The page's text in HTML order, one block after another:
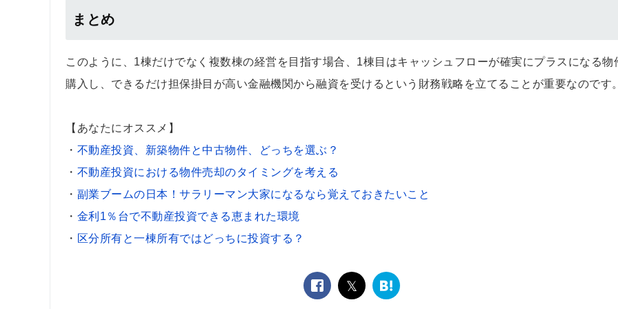
まとめ
このように、1棟だけでなく複数棟の経営を目指す場合、1棟目はキャッシュフローが確実にプラスになる物
購入し、できるだけ担保掛目が高い金融機関から融資を受けるという財務戦略を立てることが重要なのです
【あなたにオススメ】
・ 不動産投資、新築物件と中古物件、どっちを選ぶ？
・ 不動産投資における物件売却のタイミングを考える
・ 副業ブームの日本！サラリーマン大家になるなら覚えておきたいこと
・ 金利1％台で不動産投資できる恵まれた環境
・ 区分所有と一棟所有ではどっちに投資する？
facebook
twitterは